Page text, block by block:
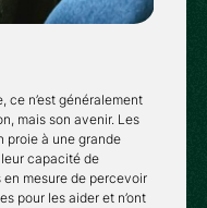
ce n’est généralement
mais son avenir. Les
proie à une grande
capacité de
mesure de percevoir
pour les aider et n’ont